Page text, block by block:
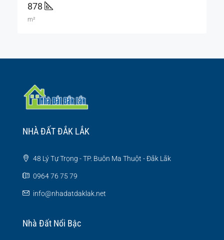
878
m²
NHÀ ĐẤT ĐẮK LẮK
48 Lý Tự Trọng - TP. Buôn Ma Thuột - Đắk Lắk
0964 76 75 79
info@nhadatdaklak.net
Nhà Đất Nổi Bậc